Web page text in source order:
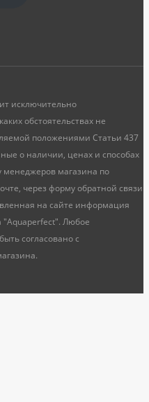
исключительно
обстоятельствах не
положениями Статьи 437
о наличии, ценах и способах
менеджеров магазина по
через форму обратной связи
на сайте информация
"Aquaperfect". Любое
согласовано с